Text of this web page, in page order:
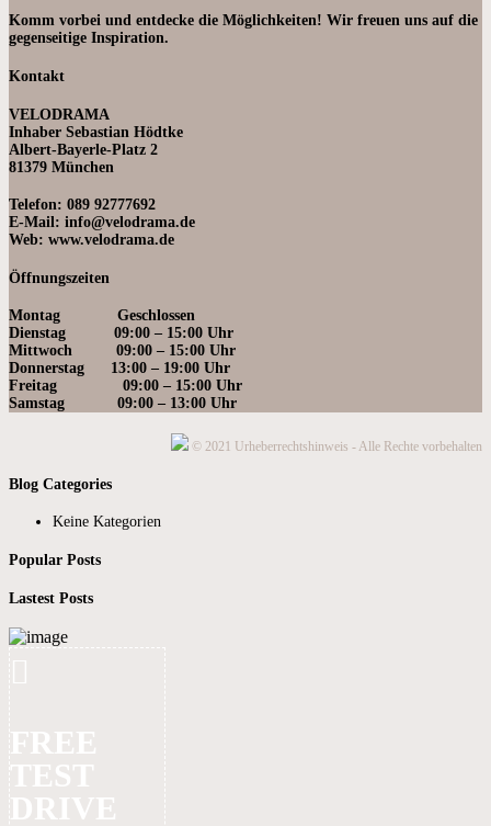
Komm vorbei und entdecke die Möglichkeiten! Wir freuen uns auf die
gegenseitige Inspiration.
Kontakt
VELODRAMA
Inhaber Sebastian Hödtke
Albert-Bayerle-Platz 2
81379 München
Telefon: 089 92777692
E-Mail: info@velodrama.de
Web: www.velodrama.de
Öffnungszeiten
Montag Geschlossen
Dienstag 09:00 – 15:00 Uhr
Mittwoch 09:00 – 15:00 Uhr
Donnerstag 13:00 – 19:00 Uhr
Freitag 09:00 – 15:00 Uhr
Samstag 09:00 – 13:00 Uhr
© 2021 Urheberrechtshinweis - Alle Rechte vorbehalten
Blog Categories
Keine Kategorien
Popular Posts
Lastest Posts